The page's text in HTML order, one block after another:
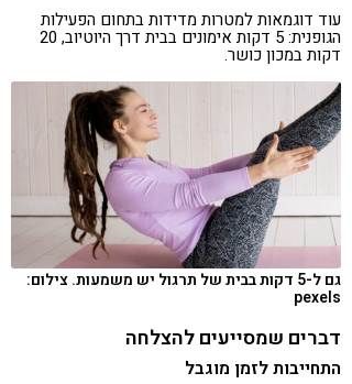
עוד דוגמאות למטרות מדידות בתחום הפעילות
הגופנית: 5 דקות אימונים בבית דרך היוטיוב, 20
דקות במכון כושר.
גם ל-5 דקות בבית של תרגול יש משמעות. צילום:
pexels
דברים שמסייעים להצלחה
התחייבות לזמן מוגבל